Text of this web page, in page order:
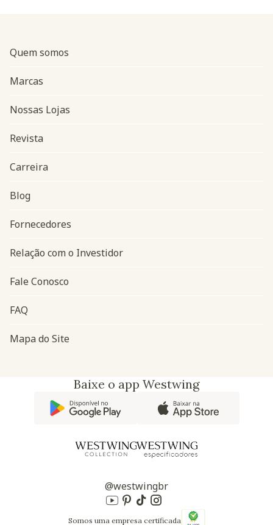
Navegação do rodapé
Quem somos
Marcas
Nossas Lojas
Revista
Carreira
Blog
Fornecedores
Relação com o Investidor
Fale Conosco
FAQ
Mapa do Site
Baixe o app Westwing
@westwingbr
Somos uma empresa certificada